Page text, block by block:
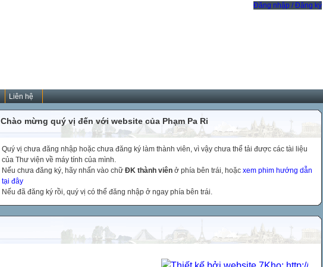
Đăng nhập / Đăng ký
Liên hệ
Chào mừng quý vị đến với website của Phạm Pa Ri
Quý vị chưa đăng nhập hoặc chưa đăng ký làm thành viên, vì vậy chưa thể tải được các tài liệu
của Thư viện về máy tính của mình.
Nếu chưa đăng ký, hãy nhấn vào chữ ĐK thành viên ở phía bên trái, hoặc xem phim hướng dẫn
tại đây
Nếu đã đăng ký rồi, quý vị có thể đăng nhập ở ngay phía bên trái.